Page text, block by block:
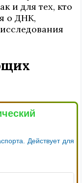
и для тех, кто
о ДНК,
Действует для